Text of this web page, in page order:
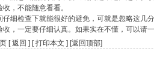
，不能随意看看。
细检查下就能很好的避免，可就是忽略这几
，一定要仔细认真。如果实在不懂，可以请
页 [ 返回 ] [ 打印本文 ] [返回顶部]